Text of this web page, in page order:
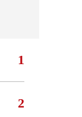
1
2